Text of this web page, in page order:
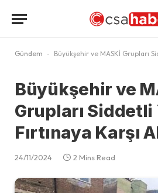
Gündem - Büyükşehir ve MASKİ Grupları Siddetli
Büyükşehir ve
Grupları Siddetli
Fırtınaya Karşı
24/11/2024 2 Mins Read